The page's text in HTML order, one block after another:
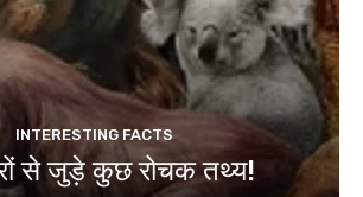
INTERESTING FACTS
से जुड़े कुछ रोचक तथ्य!